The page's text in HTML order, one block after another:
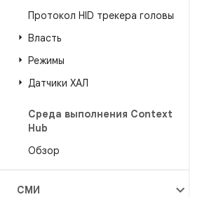
Протокол HID трекера головы
Власть
Режимы
Датчики ХАЛ
Среда выполнения Context
Hub
Обзор
СМИ